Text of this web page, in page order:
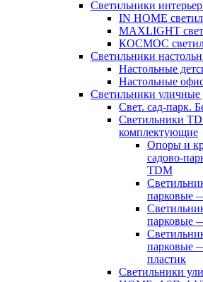
Светильники
IN HOME
MAXLIGHT
КОСМОС
Светильники
Настольные
Настольные
Светильники уличные
Свет. сад-парк.
Светильники
комплектующие
Опоры и
садово-
TDM
парковые
парковые
парковые
пластик
Светильники